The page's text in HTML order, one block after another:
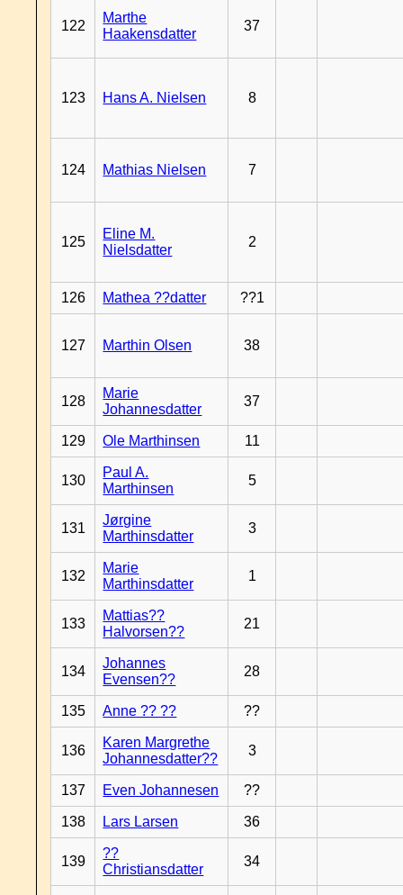
122
Marthe
Haakensdatter
37
123 Hans A. Nielsen 8
124 Mathias Nielsen 7
125
Eline M.
Nielsdatter
2
126 Mathea ??datter ??1
127 Marthin Olsen 38
128
Marie
Johannesdatter
37
129 Ole Marthinsen 11
130
Paul A.
Marthinsen
5
131
Jørgine
Marthinsdatter
3
132
Marie
Marthinsdatter
1
133
Mattias??
Halvorsen??
21
134
Johannes
Evensen??
28
135 Anne ?? ?? ??
136
Karen Margrethe
Johannesdatter??
3
137 Even Johannesen ??
138 Lars Larsen 36
139
??
Christiansdatter
34